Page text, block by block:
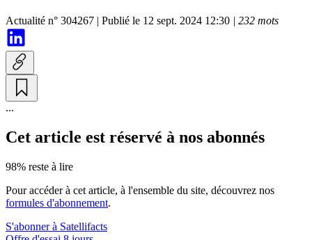
Actualité n° 304267 | Publié le 12 sept. 2024 12:30 | 232 mots
...
Cet article est réservé à nos abonnés
98% reste à lire
Pour accéder à cet article, à l'ensemble du site, découvrez nos
formules d'abonnement.
S'abonner à Satellifacts